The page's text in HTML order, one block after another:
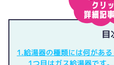
目
1.給湯器の種類には何がある